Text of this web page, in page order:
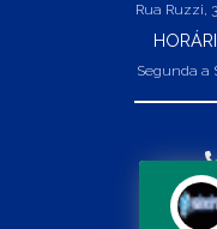
Rua Ruzzi,
Segunda a